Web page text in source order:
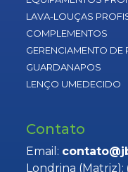
LAVA-LOUÇAS
COMPLEMENTOS
GERENCIAMENTO DE
GUARDANAPOS
LENÇO UMEDECIDO
Contato
Email:
Londrina (Matriz):